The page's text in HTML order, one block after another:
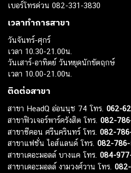
เบอร์โทรด่วน 082-331-3830
เวลาทำการสาขา
วันจันทร์-ศุกร์
เวลา 10.30-21.00น.
วันเสาร์-อาทิตย์ วันหยุดนักขัตฤกษ์
เวลา 10.00-21.00น.
ติดต่อสาขา
สาขา HeadQ อ่อนนุช 74 โทร. 062-
สาขาฟิวเจอร์พาร์ครังสิต โทร. 082-
สาขาซีคอน ศรีนครินทร์ โทร. 082-
สาขาแฟชั่น ไอส์แลนด์ โทร. 082-
สาขาเดอะมอลล์ บางแค โทร. 084-
สาขาเดอะมอลล์ งามวงศ์วาน โทร.